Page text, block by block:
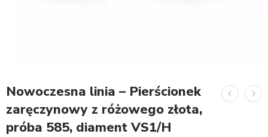
Nowoczesna linia – Pierścionek
zaręczynowy z różowego złota,
próba 585, diament VS1/H